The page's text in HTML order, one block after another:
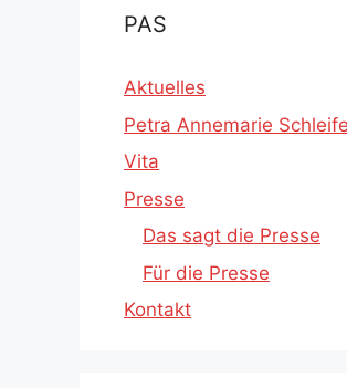
PAS
Aktuelles
Petra Annemarie
Vita
Presse
Das sagt die Presse
Für die Presse
Kontakt